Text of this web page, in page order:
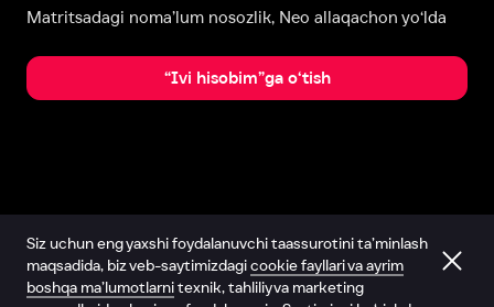
Matritsadagi noma’lum nosozlik, Neo allaqachon yo‘lda
“Ivi hisobim”ga o‘tish
Siz uchun eng yaxshi foydalanuvchi taassurotini ta’minlash
maqsadida, biz veb-saytimizdagicookie fayllari va ayrim
boshqa ma’lumotlarnitexnik, tahliliy va marketing